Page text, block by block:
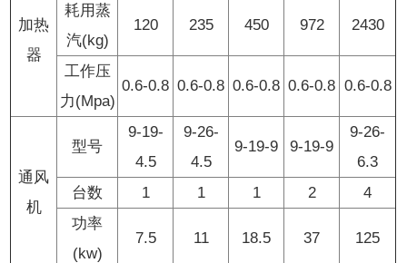
加热
器
耗用蒸
汽(kg)
120 235 450 972 2430
工作压
力(Mpa)
0.6-0.8 0.6-0.8 0.6-0.8 0.6-0.8 0.6-0.8
通风
机
型号
9-19-
4.5
9-26-
4.5
9-19-9 9-19-9
9-26-
6.3
台数
1 1 1 2
4
功率
(kw)
7.5 11 18.5 37 125